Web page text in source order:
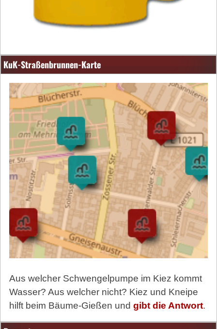
KuK-Straßenbrunnen-Karte
Aus welcher Schwengelpumpe im Kiez kommt
Wasser? Aus welcher nicht? Kiez und Kneipe
hilft beim Bäume-Gießen und gibt die Antwort.